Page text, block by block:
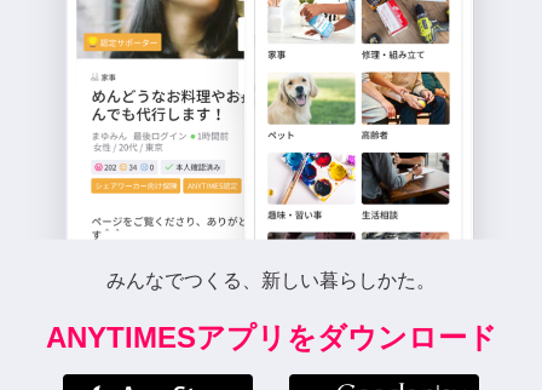
みんなでつくる、新しい暮らしかた。
ANYTIMESアプリをダウンロード